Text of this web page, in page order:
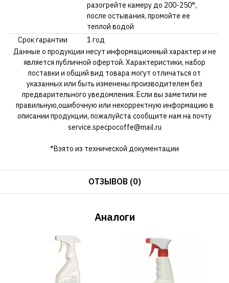
разогрейте камеру до 200-250°,
после остывания, промойте ее
теплой водой
Срок гарантии
1 год
Данные о продукции несут информационный характер и не
является публичной офертой. Характеристики, набор
поставки и общий вид товара могут отличаться от
указанных или быть изменены производителем без
предварительного уведомления. Если вы заметили не
правильную,ошибочную или некорректную информацию в
описании продукции, пожалуйста сообщите нам на почту
service.specpocoffe@mail.ru
*Взято из технической документации
ОТЗЫВОВ (0)
Аналоги